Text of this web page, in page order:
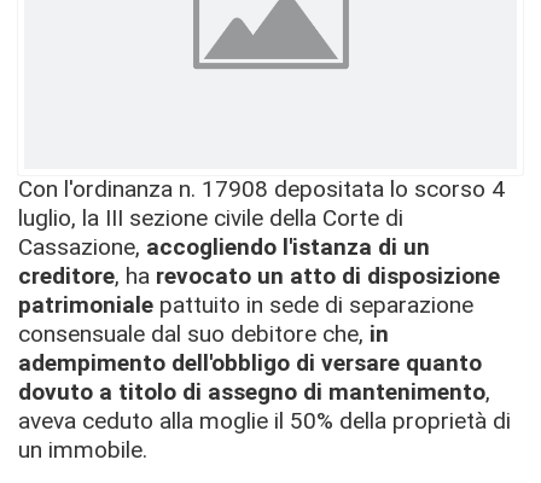
Con l'ordinanza n. 17908 depositata lo scorso 4
luglio, la III sezione civile della Corte di
Cassazione, accogliendo l'istanza di un
creditore, ha revocato un atto di disposizione
patrimoniale pattuito in sede di separazione
consensuale dal suo debitore che, in
adempimento dell'obbligo di versare quanto
dovuto a titolo di assegno di mantenimento,
aveva ceduto alla moglie il 50% della proprietà di
un immobile.